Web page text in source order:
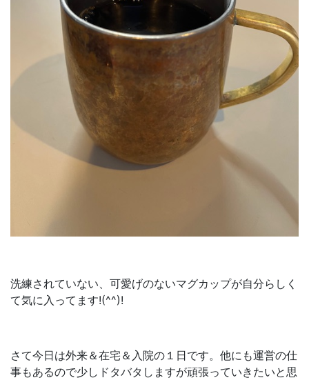
洗練されていない、可愛げのないマグカップが自分らしく
て気に入ってます!(^^)!
さて今日は外来＆在宅＆入院の１日です。他にも運営の仕
事もあるので少しドタバタしますが頑張っていきたいと思